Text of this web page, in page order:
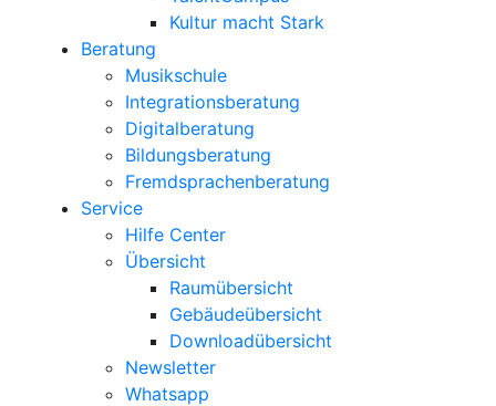
Kultur macht Stark
Beratung
Musikschule
Integrationsberatung
Digitalberatung
Bildungsberatung
Fremdsprachenberatung
Service
Hilfe Center
Übersicht
Raumübersicht
Gebäudeübersicht
Downloadübersicht
Newsletter
Whatsapp